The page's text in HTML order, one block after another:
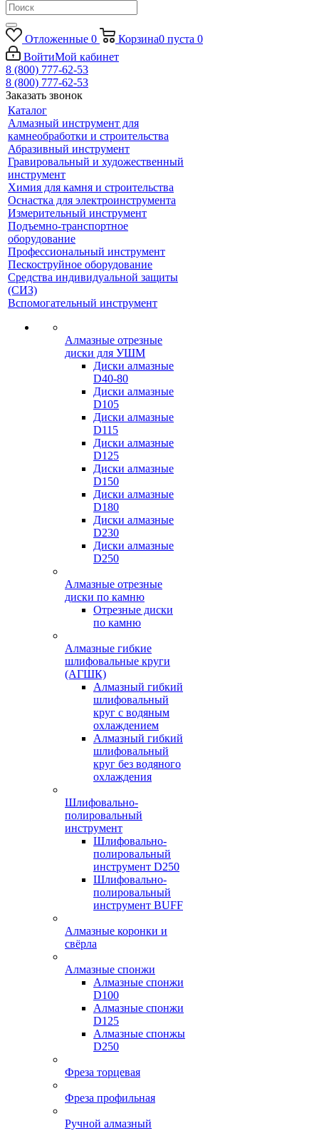
Отложенные 0 Корзина0 пуста 0
ВойтиМой кабинет
8 (800) 777-62-53
8 (800) 777-62-53
Заказать звонок
Каталог
Алмазный инструмент для
камнеобработки и строительства
Абразивный инструмент
Гравировальный и художественный
инструмент
Химия для камня и строительства
Оснастка для электроинструмента
Измерительный инструмент
Подъемно-транспортное
оборудование
Профессиональный инструмент
Пескоструйное оборудование
Средства индивидуальной защиты
(СИЗ)
Вспомогательный инструмент
Алмазные отрезные
диски для УШМ
Диски алмазные
D40-80
Диски алмазные
D105
Диски алмазные
D115
Диски алмазные
D125
Диски алмазные
D150
Диски алмазные
D180
Диски алмазные
D230
Диски алмазные
D250
Алмазные отрезные
диски по камню
Отрезные диски
по камню
Алмазные гибкие
шлифовальные круги
(АГШК)
Алмазный гибкий
шлифовальный
круг с водяным
охлаждением
Алмазный гибкий
шлифовальный
круг без водяного
охлаждения
Шлифовально-
полировальный
инструмент
Шлифовально-
полировальный
инструмент D250
Шлифовально-
полировальный
инструмент BUFF
Алмазные коронки и
свёрла
Алмазные спонжи
Алмазные спонжи
D100
Алмазные спонжи
D125
Алмазные спонжы
D250
Фреза торцевая
Фреза профильная
Ручной алмазный